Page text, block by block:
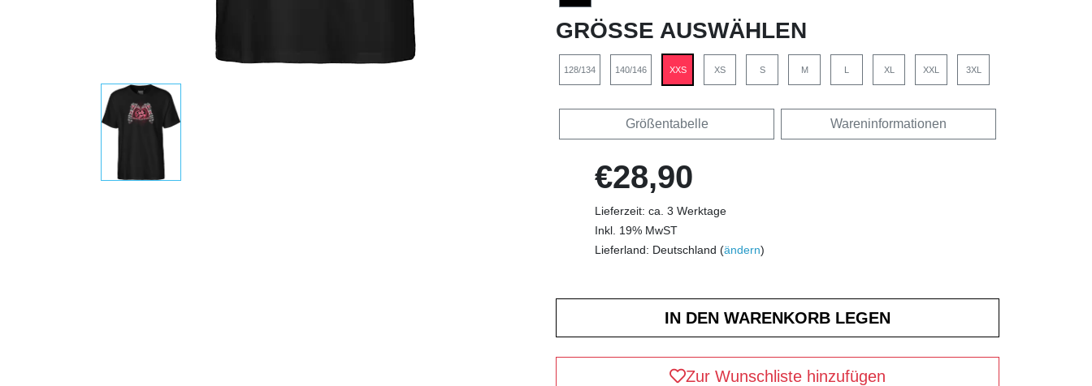
GRÖSSE AUSWÄHLEN
128/134 140/146 XXS XS S M L XL XXL 3XL
Größentabelle Wareninformationen
€28,90
Lieferzeit: ca. 3 Werktage
Inkl. 19% MwST
Lieferland: Deutschland (ändern)
Zur Wunschliste hinzufügen